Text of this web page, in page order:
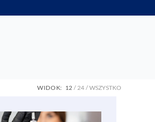
WIDOK: 12 24 WSZYSTKO